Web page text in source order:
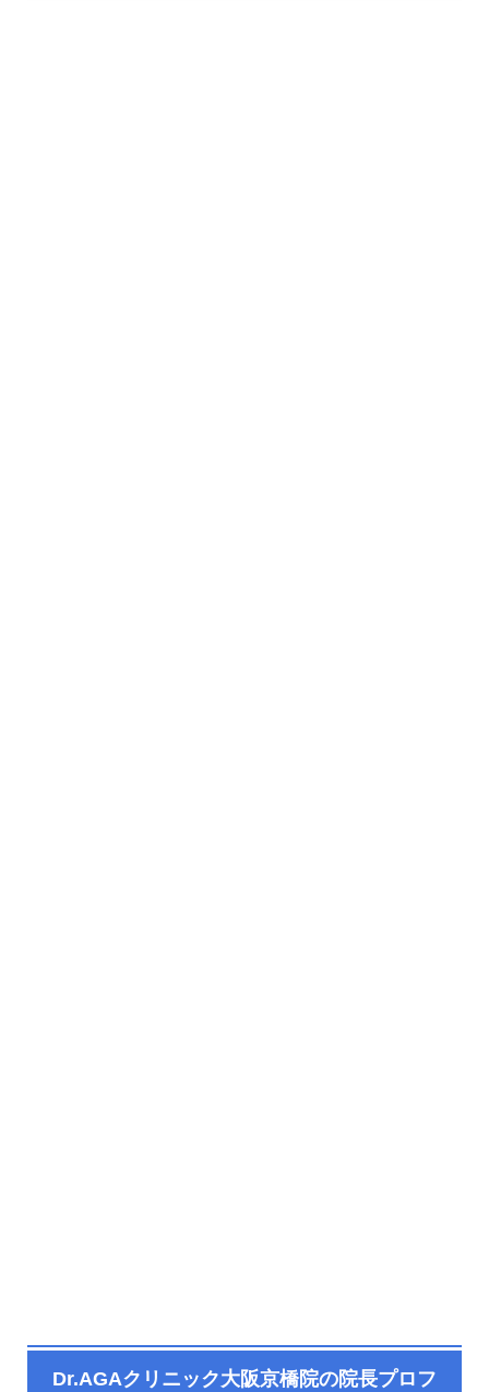
Dr.AGAクリニック大阪京橋院​の院長プロフ